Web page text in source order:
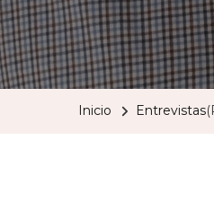
Inicio Entrevistas